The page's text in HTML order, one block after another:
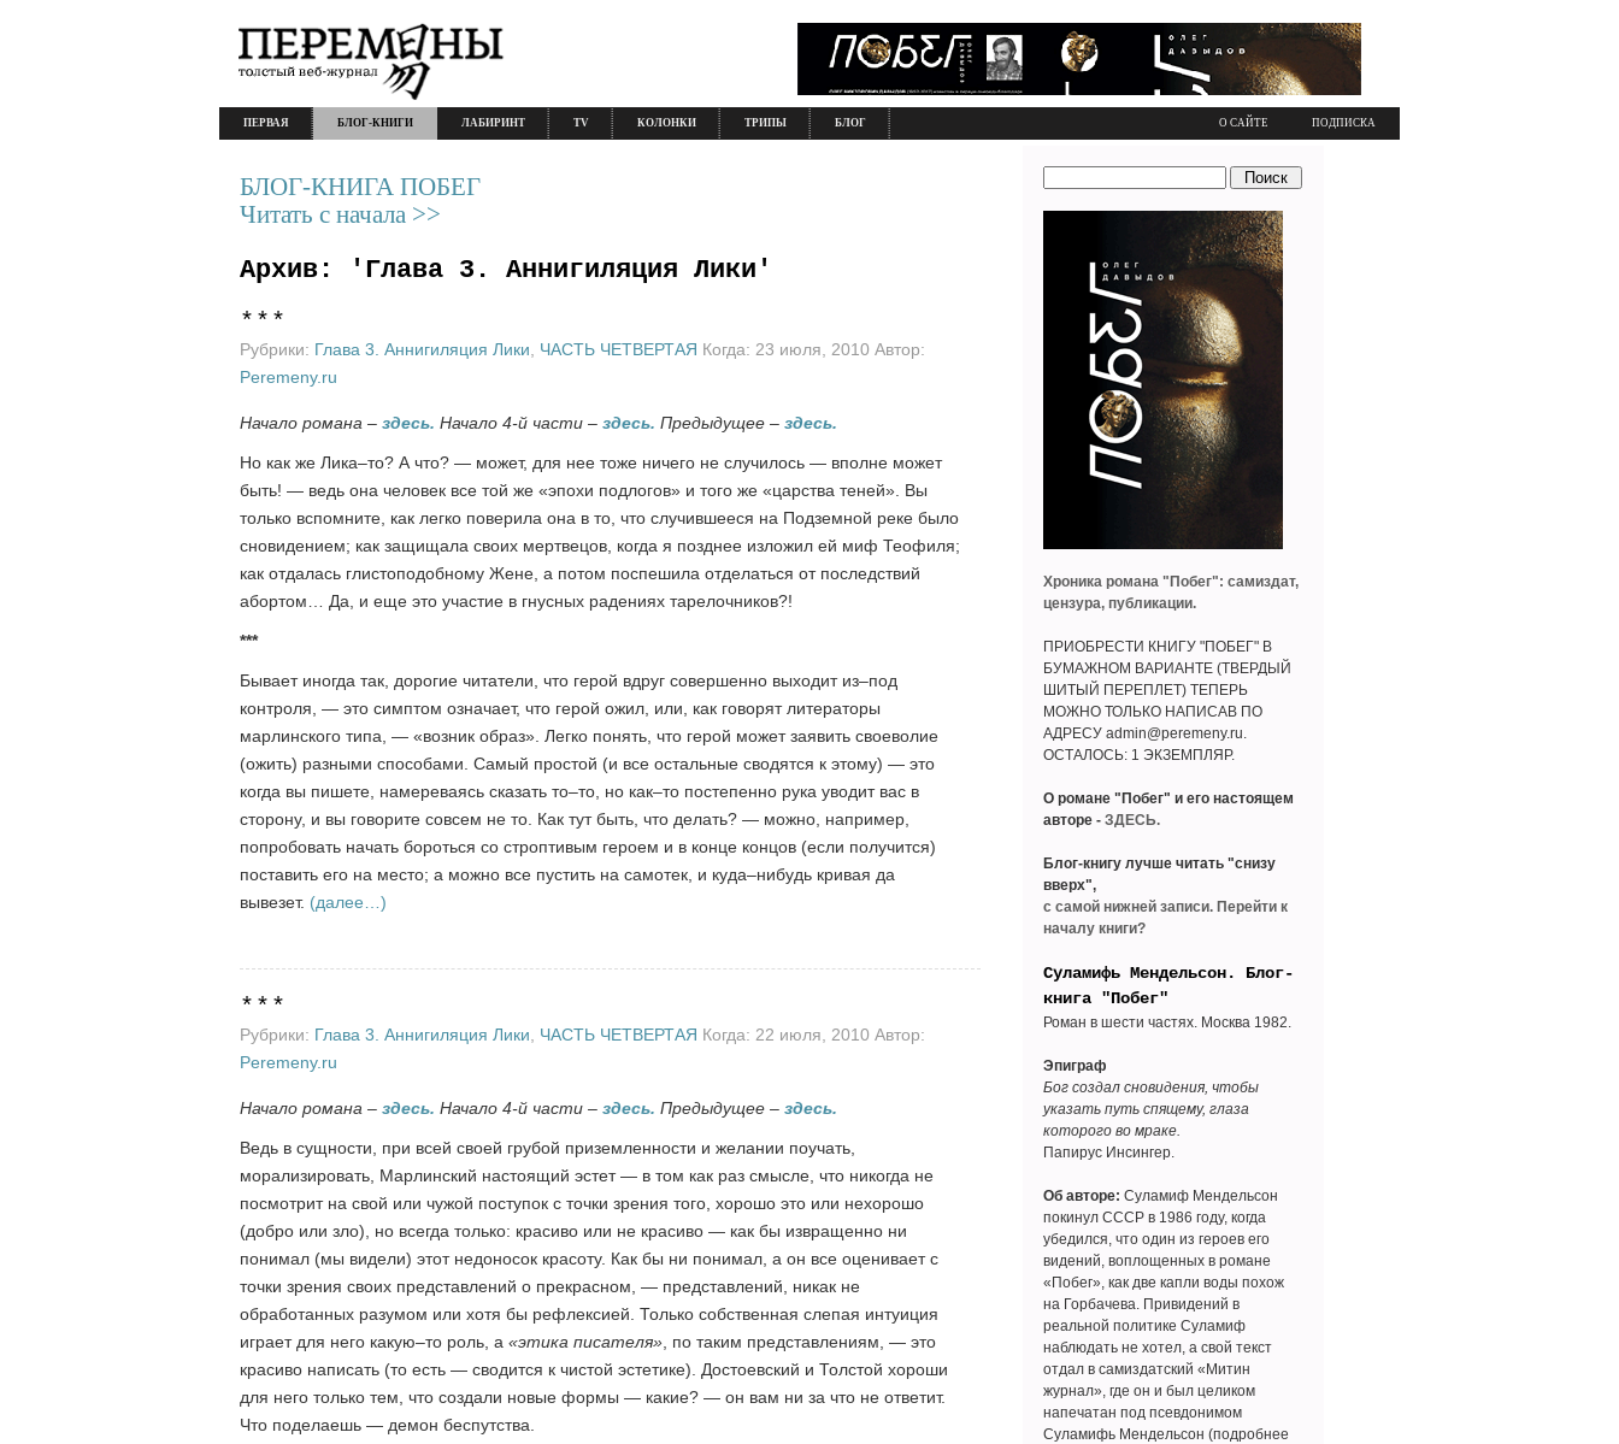
О САЙТЕ ПОДПИСКА
ПЕРВАЯ БЛОГ-КНИГИ ЛАБИРИНТ TV КОЛОНКИ ТРИПЫ БЛОГ
БЛОГ-КНИГА ПОБЕГ
Читать с начала >>
Архив: 'Глава 3. Аннигиляция Лики'
***
Рубрики: Глава 3. Аннигиляция Лики ЧАСТЬ ЧЕТВЕРТАЯ Когда: 23 июля, 2010 Автор:
Peremeny.ru
Начало романа – здесь. Начало 4-й части – здесь. Предыдущее – здесь.
Но как же Лика–то? А что? — может, для нее тоже ничего не случилось — вполне может
быть! — ведь она человек все той же «эпохи подлогов» и того же «царства теней». Вы
только вспомните, как легко поверила она в то, что случившееся на Подземной реке было
сновидением; как защищала своих мертвецов, когда я позднее изложил ей миф Теофиля;
как отдалась глистоподобному Жене, а потом поспешила отделаться от последствий
абортом… Да, и еще это участие в гнусных радениях тарелочников?!
***
Бывает иногда так, дорогие читатели, что герой вдруг совершенно выходит из–под
контроля, — это симптом означает, что герой ожил, или, как говорят литераторы
марлинского типа, — «возник образ». Легко понять, что герой может заявить своеволие
(ожить) разными способами. Самый простой (и все остальные сводятся к этому) — это
когда вы пишете, намереваясь сказать то–то, но как–то постепенно рука уводит вас в
сторону, и вы говорите совсем не то. Как тут быть, что делать? — можно, например,
попробовать начать бороться со строптивым героем и в конце концов (если получится)
поставить его на место; а можно все пустить на самотек, и куда–нибудь кривая да
вывезет. (далее…)
***
Рубрики: Глава 3. Аннигиляция Лики ЧАСТЬ ЧЕТВЕРТАЯ Когда: 22 июля, 2010 Автор:
Peremeny.ru
Начало романа – здесь. Начало 4-й части – здесь. Предыдущее – здесь.
Ведь в сущности, при всей своей грубой приземленности и желании поучать,
морализировать, Марлинский настоящий эстет — в том как раз смысле, что никогда не
посмотрит на свой или чужой поступок с точки зрения того, хорошо это или нехорошо
(добро или зло), но всегда только: красиво или не красиво — как бы извращенно ни
понимал (мы видели) этот недоносок красоту. Как бы ни понимал, а он все оценивает с
точки зрения своих представлений о прекрасном, — представлений, никак не
обработанных разумом или хотя бы рефлексией. Только собственная слепая интуиция
играет для него какую–то роль, а «этика писателя» , по таким представлениям, — это
красиво написать (то есть — сводится к чистой эстетике). Достоевский и Толстой хороши
для него только тем, что создали новые формы — какие? — он вам ни за что не ответит.
Что поделаешь — демон беспутства.
Хроника романа "Побег": самиздат,
цензура, публикации.
ПРИОБРЕСТИ КНИГУ "ПОБЕГ" В
БУМАЖНОМ ВАРИАНТЕ (ТВЕРДЫЙ
ШИТЫЙ ПЕРЕПЛЕТ) ТЕПЕРЬ
МОЖНО ТОЛЬКО НАПИСАВ ПО
АДРЕСУ admin@peremeny.ru.
ОСТАЛОСЬ: 1 ЭКЗЕМПЛЯР.
О романе "Побег" и его настоящем
авторе - ЗДЕСЬ.
Блог-книгу лучше читать "снизу
вверх",
с самой нижней записи. Перейти к
началу книги?
Суламифь Мендельсон. Блог-
книга "Побег"
Роман в шести частях. Москва 1982.
Эпиграф
Бог создал сновидения, чтобы
указать путь спящему, глаза
которого во мраке.
Папирус Инсингер.
Об авторе: Суламиф Мендельсон
покинул СССР в 1986 году, когда
убедился, что один из героев его
видений, воплощенных в романе
«Побег», как две капли воды похож
на Горбачева. Привидений в
реальной политике Суламиф
наблюдать не хотел, а свой текст
отдал в самиздатский «Митин
журнал», где он и был целиком
напечатан под псевдонимом
Суламифь Мендельсон (подробнее